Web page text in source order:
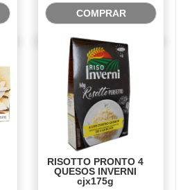
COMPRAR
RISOTTO PRONTO 4
QUESOS INVERNI
cjx175g